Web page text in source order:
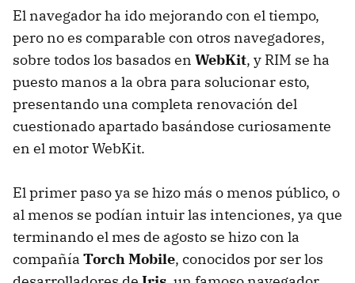
El navegador ha ido mejorando con el tiempo,
pero no es comparable con otros navegadores,
sobre todos los basados en WebKit, y RIM se ha
puesto manos a la obra para solucionar esto,
presentando una completa renovación del
cuestionado apartado basándose curiosamente
en el motor WebKit.
El primer paso ya se hizo más o menos público, o
al menos se podían intuir las intenciones, ya que
terminando el mes de agosto se hizo con la
compañía Torch Mobile, conocidos por ser los